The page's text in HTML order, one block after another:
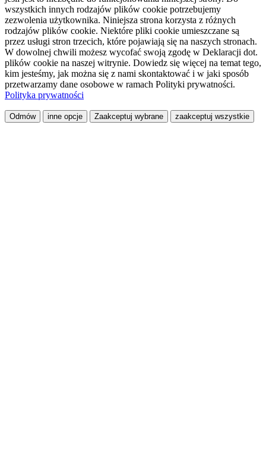
wszystkich innych rodzajów plików cookie potrzebujemy
zezwolenia użytkownika. Niniejsza strona korzysta z różnych
rodzajów plików cookie. Niektóre pliki cookie umieszczane są
przez usługi stron trzecich, które pojawiają się na naszych stronach.
W dowolnej chwili możesz wycofać swoją zgodę w Deklaracji dot.
plików cookie na naszej witrynie. Dowiedz się więcej na temat tego,
kim jesteśmy, jak można się z nami skontaktować i w jaki sposób
przetwarzamy dane osobowe w ramach Polityki prywatności.
Polityka prywatności
Odmów inne opcje Zaakceptuj wybrane zaakceptuj wszystkie